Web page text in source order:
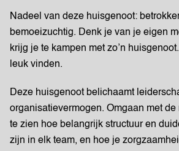
Nadeel van deze huisgenoot:
bemoeizuchtig. Denk je van je eigen
krijg je te kampen met zo’n
leuk vinden.
Deze huisgenoot belichaamt
organisatievermogen. Omgaan met
te zien hoe belangrijk structuur en
zijn in elk team, en hoe je